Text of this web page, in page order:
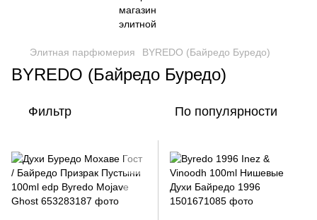
Элитная парфюмерия BYREDO (Байредо Буредо)
BYREDO (Байредо Буредо)
Фильтр По популярности